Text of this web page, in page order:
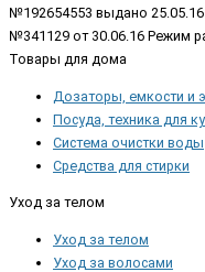
№192654553 выдано 25.05.16
№341129 от 30.06.16 Режим
Товары для дома
Дозаторы, емкости и
Посуда, техника для
Система очистки воды
Средства для стирки
Уход за телом
Уход за телом
Уход за волосами